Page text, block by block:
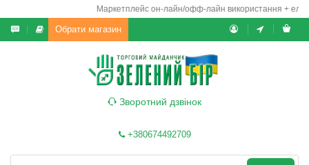
Маркетплейс он-лайн/офф-лайн використання +
Обрати магазин
Зворотний дзвінок
+380674492709